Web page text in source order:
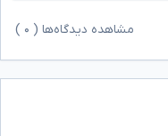
مشاهده دیدگاه‌ها ( ۰